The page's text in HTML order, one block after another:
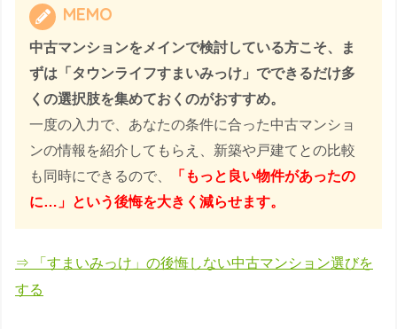
MEMO
中古マンションをメインで検討している方こそ、ま
ずは「タウンライフすまいみっけ」でできるだけ多
くの選択肢を集めておくのがおすすめ。
一度の入力で、あなたの条件に合った中古マンショ
ンの情報を紹介してもらえ、新築や戸建てとの比較
も同時にできるので、
「もっと良い物件があったの
に…」という後悔を大きく減らせます。
⇒ 「すまいみっけ」の後悔しない中古マンション選びを
する